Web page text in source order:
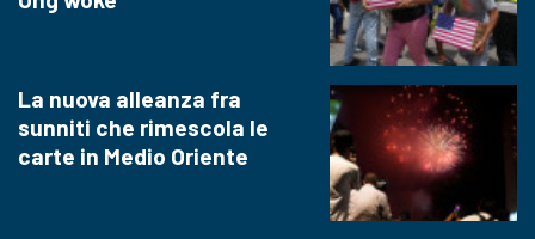
La nuova alleanza fra
sunniti che rimescola le
carte in Medio Oriente